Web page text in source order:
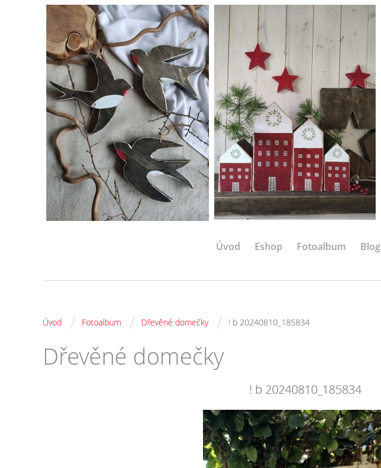
Úvod Eshop Fotoalbum Blog
Úvod / Fotoalbum / Dřevěné domečky / ! b 20240810_185834
Dřevěné domečky
! b 20240810_185834